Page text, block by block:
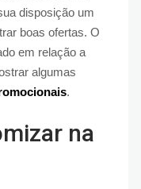
disposição um
boas ofertas. O
em relação a
algumas
.
na